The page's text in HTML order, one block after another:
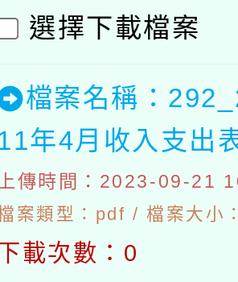
選擇下載檔案
檔案名稱：
年4月收入支出
傳時間：2023-09-21
案類型：pdf / 檔案大小
載次數：0